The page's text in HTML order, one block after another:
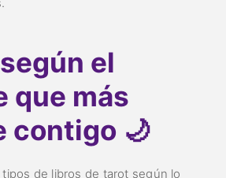
el
que más
contigo 🌙
de libros de tarot según lo